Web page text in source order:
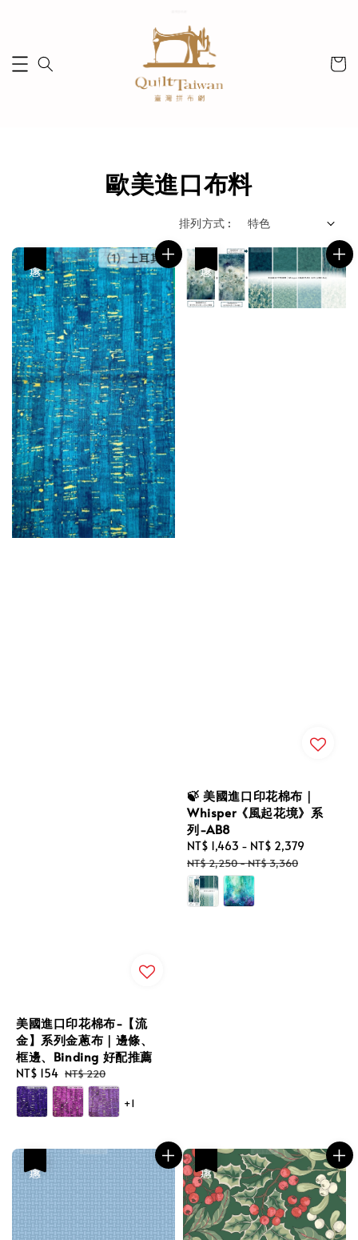
歐美進口布料
排列方式 :
美國進口印花棉布-【流
金】系列金蔥布｜邊條、
框邊、Binding 好配推薦
Sale
price
NT$ 154 Regular
price
NT$ 220
+1
🍃 美國進口印花棉布｜
Whisper《風起花境》系
列-AB8
Sale
price
NT$ 1,463 - NT$ 2,379
NT$ 2,250-NT$ 3,360